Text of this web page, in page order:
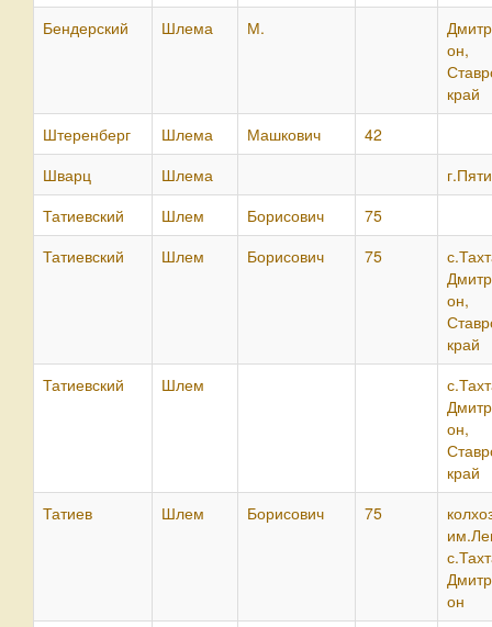
Бендерский
Шлема М.
он,
край
Штеренберг
Шлема Машкович
42
Шварц
Шлема
Татиевский
Шлем Борисович
75
Татиевский
Шлем Борисович 75
он,
край
Татиевский
Шлем
он,
край
Татиев
Шлем Борисович 75
он